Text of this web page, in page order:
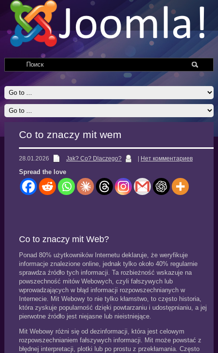
Co to znaczy mit wem
28.01.2026 Jak? Co? Dlaczego? Нет комментариев
Spread the love
Co to znaczy mit Web?
Ponad 80% użytkowników Internetu deklaruje, że weryfikuje
informacje znalezione online, jednak tylko około 40% regularnie
sprawdza źródło tych informacji. Ta rozbieżność wskazuje na
powszechność mitów Webowych, czyli fałszywych lub
wprowadzających w błąd informacji rozpowszechnianych w
Internecie. Mit Webowy to nie tylko kłamstwo, to często historia,
która zyskuje popularność dzięki powtarzaniu i udostępnianiu, a jej
pierwotne źródło jest niejasne lub nieistniejące.
Mit Webowy różni się od dezinformacji, która jest celowym
rozpowszechnianiem fałszywych informacji. Mit może powstać z
błędnej interpretacji, plotki lub po prostu z przekłamania. Często